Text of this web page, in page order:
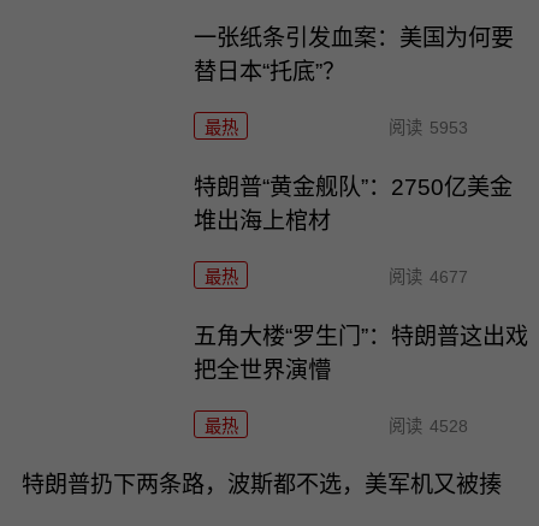
一张纸条引发血案：美国为何要
替日本“托底”？
最热 阅读 5953
特朗普“黄金舰队”：2750亿美金
堆出海上棺材
最热 阅读 4677
五角大楼“罗生门”：特朗普这出戏
把全世界演懵
最热 阅读 4528
特朗普扔下两条路，波斯都不选，美军机又被揍